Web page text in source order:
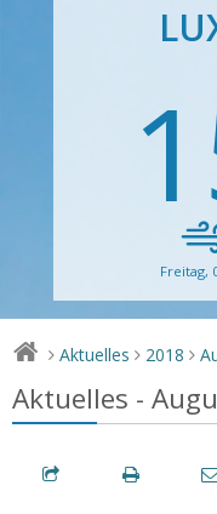
Freitag,
> Aktuelles > 2018 >
Aktuelles -